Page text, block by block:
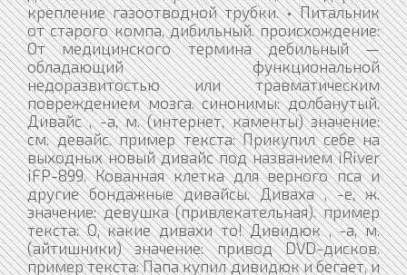
крепление газоотводной трубки. • Питальник
от старого компа, дибильный. происхождение:
От медицинского термина дебильный —
обладающий функциональной
недоразвитостью или травматическим
повреждением мозга. синонимы: долбанутый.
Дивайс , -а, м. (интернет, каменты) значение:
см. девайс. пример текста: Прикупил себе на
выходных новый дивайс под названием iRiver
iFP-899. Кованная клетка для верного пса и
другие бондажные дивайсы. Диваха , -е, ж.
значение: девушка (привлекательная). пример
текста: О, какие дивахи то! Дивидюк , -а, м.
(айтишники) значение: привод DVD-дисков.
пример текста: Папа купил дивидюк и бегает, и